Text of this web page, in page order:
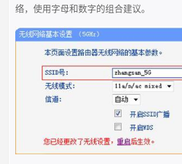
络，使用字母和数字的组合建议。